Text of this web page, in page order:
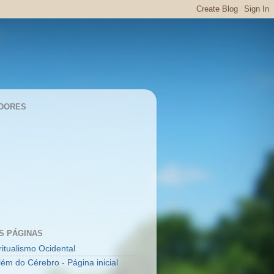
PÁGINAS
Ocidental
do Cérebro - Página inicial